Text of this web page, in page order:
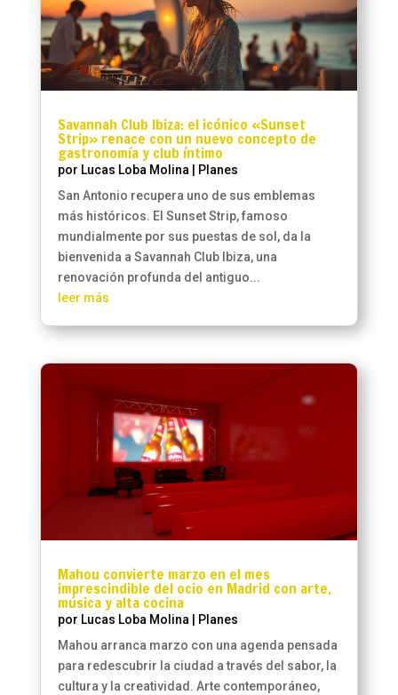
Savannah Club Ibiza: el icónico «Sunset
Strip» renace con un nuevo concepto de
gastronomía y club íntimo
por Lucas Loba Molina
Planes
San Antonio recupera uno de sus emblemas
más históricos. El Sunset Strip, famoso
mundialmente por sus puestas de sol, da la
bienvenida a Savannah Club Ibiza, una
renovación profunda del antiguo...
leer más
Mahou convierte marzo en el mes
imprescindible del ocio en Madrid con arte,
música y alta cocina
por Lucas Loba Molina
Planes
Mahou arranca marzo con una agenda pensada
para redescubrir la ciudad a través del sabor, la
cultura y la creatividad. Arte contemporáneo,